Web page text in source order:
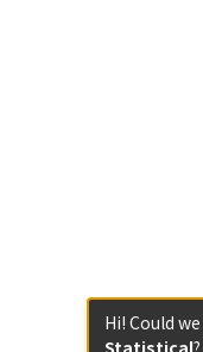
Hi! Could
Statistical